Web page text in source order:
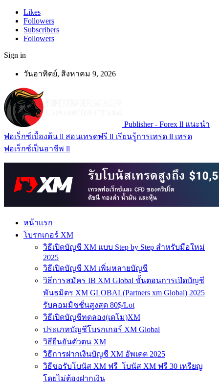
Likes
Followers
Subscribers
Followers
Sign in
วันอาทิตย์, สิงหาคม 9, 2026
Publisher - Forex ll แนะนำ
ฟอเร็กซ์เบื้องต้น ll สอนเทรดฟรี ll เรียนรู้การเทรด ll เทรด
ฟอเร็กซ์เป็นอาชีพ ll
หน้าแรก
โบรกเกอร์ XM
วิธีเปิดบัญชี XM แบบ Step by Step สำหรับมือใหม่
2025
วิธีเปิดบัญชี XM เพิ่มหลายบัญชี
วิธีการสมัคร IB XM Global ขั้นตอนการเปิดบัญชี
พันธมิตร XM GLOBAL(Partners xm Global) 2025
รับคอมมิชชั่นสูงสุด 80$/Lot
วิธีเปิดบัญชีทดลอง(เดโม)XM
ประเภทบัญชีโบรกเกอร์ XM Global
วิธียืนยันตัวตน XM
วิธีการฝากเงินบัญชี XM อัพเดต 2025
วิธีขอรับโบนัส XM ฟรี โบนัส XM ฟรี 30 เหรียญ
โดยไม่ต้องฝากเงิน